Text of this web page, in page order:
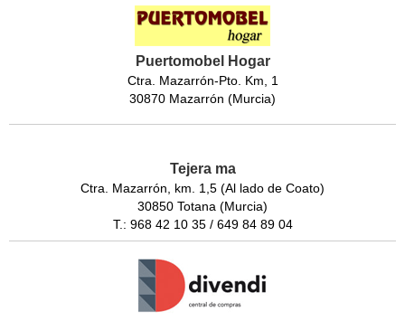
Puertomobel Hogar
Ctra. Mazarrón-Pto. Km, 1
30870 Mazarrón (Murcia)
Tejera ma
Ctra. Mazarrón, km. 1,5 (Al lado de Coato)
30850 Totana (Murcia)
T.: 968 42 10 35 / 649 84 89 04